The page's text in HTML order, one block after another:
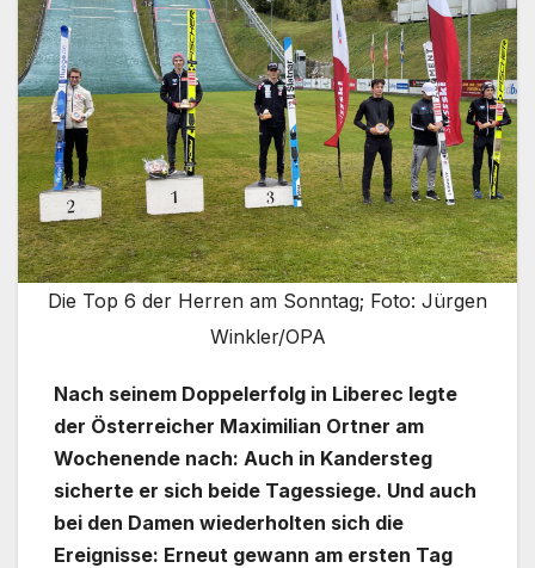
Die Top 6 der Herren am Sonntag; Foto: Jürgen
Winkler/OPA
Nach seinem Doppelerfolg in Liberec legte
der Österreicher Maximilian Ortner am
Wochenende nach: Auch in Kandersteg
sicherte er sich beide Tagessiege. Und auch
bei den Damen wiederholten sich die
Ereignisse: Erneut gewann am ersten Tag